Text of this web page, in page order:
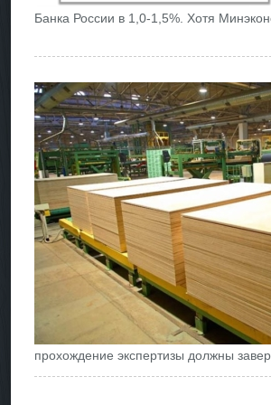
Банка России в 1,0-1,5%. Хотя
прохождение экспертизы должны